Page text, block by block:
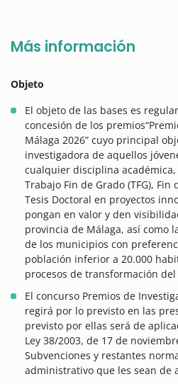
Más información
Objeto
El objeto de las bases es
concesión de los
Málaga 2026” cuyo principal
investigadora de aquellos
cualquier disciplina
Trabajo Fin de Grado (TFG), Fin
Tesis Doctoral en proyectos
pongan en valor y den
provincia de Málaga, así como
de los municipios con
población inferior a 20.000
procesos de transformación
El concurso Premios de
regirá por lo previsto en las
previsto por ellas será de
Ley 38/2003, de 17 de
Subvenciones y restantes
administrativo que les sean de